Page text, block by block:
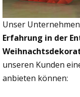
Unser
Erfahrung in der
unseren Kunden
anbieten können: